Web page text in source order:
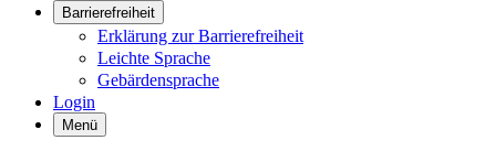
Barrierefreiheit
Erklärung zur Barrierefreiheit
Leichte Sprache
Gebärdensprache
Login
Menü